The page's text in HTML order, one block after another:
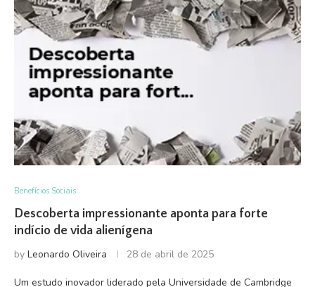
Benefícios Sociais
Descoberta impressionante aponta para forte
indício de vida alienígena
by Leonardo Oliveira 28 de abril de 2025
Um estudo inovador liderado pela Universidade de Cambridge